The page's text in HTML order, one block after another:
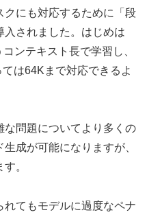
クにも対応するために「段
入されました。はじめは
ンテキスト長で学習し、
は64Kまで対応できるよ
な問題についてより多くの
成が可能になりますが、
。
てもモデルに過度なペナ